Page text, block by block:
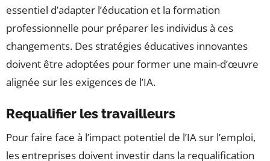
essentiel d’adapter l’éducation et la formation
professionnelle pour préparer les individus à ces
changements. Des stratégies éducatives innovantes
doivent être adoptées pour former une main-d’œuvre
alignée sur les exigences de l’IA.
Requalifier les travailleurs
Pour faire face à l’impact potentiel de l’IA sur l’emploi,
les entreprises doivent investir dans la requalification